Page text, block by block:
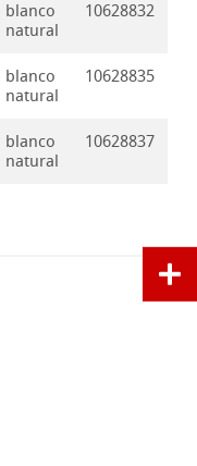
blanco
natural
10628832
blanco
natural
10628835
blanco
natural
10628837